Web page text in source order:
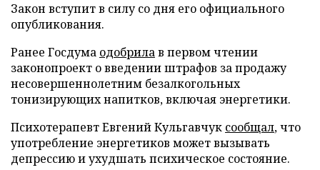
Закон вступит в силу со дня его официального
опубликования.
Ранее Госдума одобрилав первом чтении
законопроект о введении штрафов за продажу
несовершеннолетним безалкогольных
тонизирующих напитков, включая энергетики.
Психотерапевт Евгений Кульгавчук сообщал, что
употребление энергетиков может вызывать
депрессию и ухудшать психическое состояние.